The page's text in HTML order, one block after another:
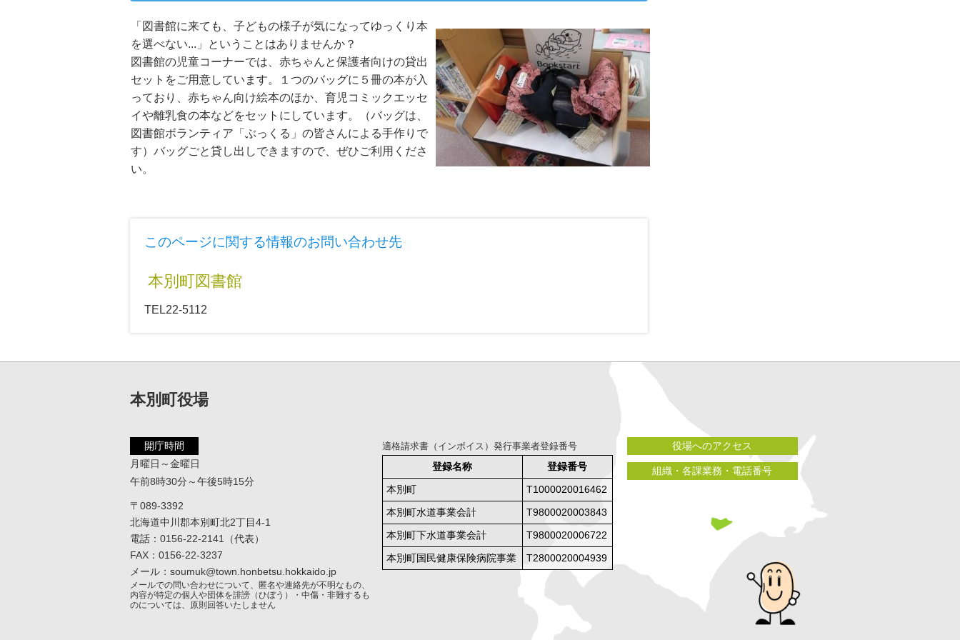
「図書館に来ても、子どもの様子が気になってゆっくり本
を選べない...」ということはありませんか？
図書館の児童コーナーでは、赤ちゃんと保護者向けの貸出
セットをご用意しています。１つのバッグに５冊の本が入
っており、赤ちゃん向け絵本のほか、育児コミックエッセ
イや離乳食の本などをセットにしています。（バッグは、
図書館ボランティア「ぶっくる」の皆さんによる手作りで
す）バッグごと貸し出しできますので、ぜひご利用くださ
い。
このページに関する情報のお問い合わせ先
本別町図書館
TEL22-5112
本別町役場
開庁時間
月曜日～金曜日
午前8時30分～午後5時15分
〒089-3392
北海道中川郡本別町北2丁目4-1
電話：0156-22-2141（代表）
FAX：0156-22-3237
メール：soumuk@town.honbetsu.hokkaido.jp
メールでの問い合わせについて、匿名や連絡先が不明なもの、
内容が特定の個人や団体を誹謗（ひぼう）・中傷・非難するも
のについては、原則回答いたしません
適格請求書（インボイス）発行事業者登録番号
登録名称
登録番号
本別町
T1000020016462
本別町水道事業会計
T9800020003843
本別町下水道事業会計
T9800020006722
本別町国民健康保険病院事業
T2800020004939
役場へのアクセス
組織・各課業務・電話番号